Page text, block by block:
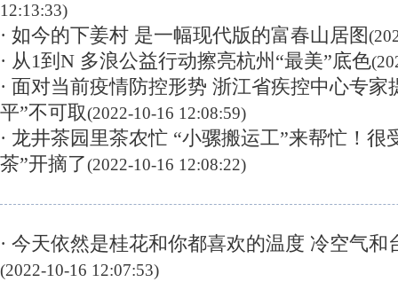
12:13:33)
· 如今的下姜村 是一幅现代版的富春山居图
· 从1到N 多浪公益行动擦亮杭州“最美”底色
· 面对当前疫情防控形势 浙江省疾控中心专家
平”不可取(2022-10-16 12:08:59)
· 龙井茶园里茶农忙 “小骡搬运工”来帮忙！很
茶”开摘了(2022-10-16 12:08:22)
· 今天依然是桂花和你都喜欢的温度 冷空气和
(2022-10-16 12:07:53)